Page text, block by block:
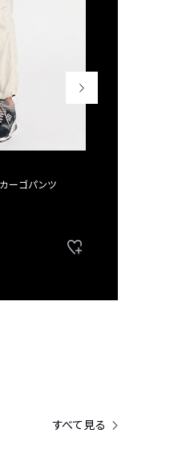
ーゴパンツ
すべて見る